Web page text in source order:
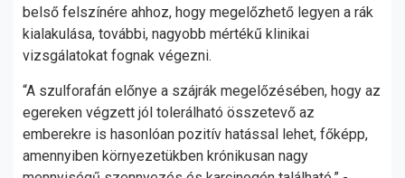
belső felszínére ahhoz, hogy megelőzhető legyen a rák
kialakulása, további, nagyobb mértékű klinikai
vizsgálatokat fognak végezni.
“A szulforafán előnye a szájrák megelőzésében, hogy az
egereken végzett jól tolerálható összetevő az
emberekre is hasonlóan pozitív hatással lehet, főképp,
amennyiben környezetükben krónikusan nagy